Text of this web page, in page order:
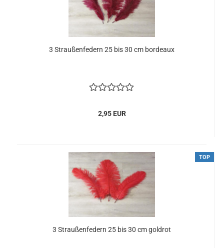
3 Straußenfedern 25 bis 30 cm bordeaux
2,95 EUR
TOP
3 Straußenfedern 25 bis 30 cm goldrot